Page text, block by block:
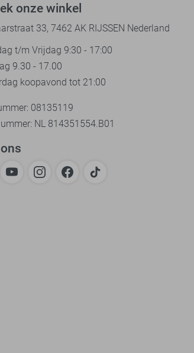
onze winkel
33, 7462 AK RIJSSEN Nederland
t/m Vrijdag 9:30 - 17:00
9.30 - 17.00
koopavond tot 21:00
08135119
NL 814351554.B01